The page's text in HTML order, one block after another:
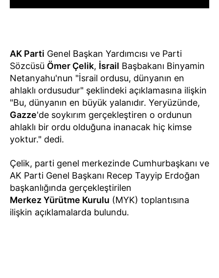
AK Parti Genel Başkan Yardımcısı ve Parti
Sözcüsü Ömer Çelik, İsrail Başbakanı Binyamin
Netanyahu'nun "İsrail ordusu, dünyanın en
ahlaklı ordusudur" şeklindeki açıklamasına ilişkin
"Bu, dünyanın en büyük yalanıdır. Yeryüzünde,
Gazze'de soykırım gerçekleştiren o ordunun
ahlaklı bir ordu olduğuna inanacak hiç kimse
yoktur." dedi.
Çelik, parti genel merkezinde Cumhurbaşkanı ve
AK Parti Genel Başkanı Recep Tayyip Erdoğan
başkanlığında gerçekleştirilen
Merkez Yürütme Kurulu (MYK) toplantısına
ilişkin açıklamalarda bulundu.